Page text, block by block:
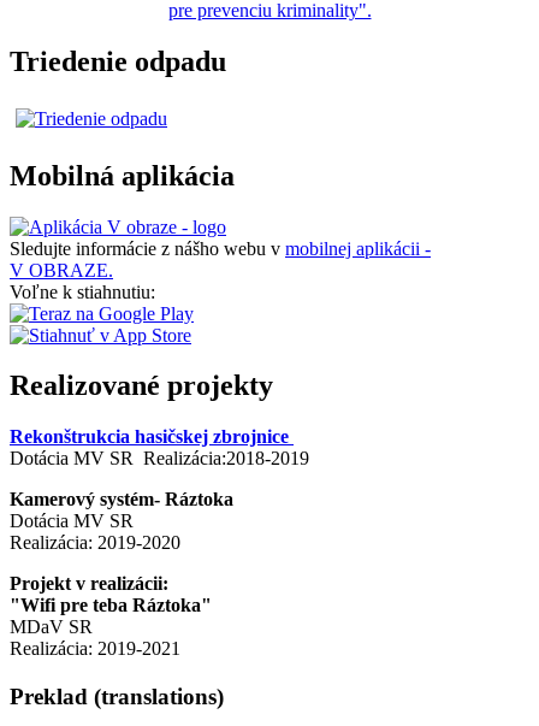
pre prevenciu kriminality".
Triedenie odpadu
Mobilná aplikácia
Sledujte informácie z nášho webu v mobilnej aplikácii -
V OBRAZE.
Voľne k stiahnutiu:
Realizované projekty
Rekonštrukcia hasičskej zbrojnice
Dotácia MV SR Realizácia:2018-2019
Kamerový systém- Ráztoka
Dotácia MV SR
Realizácia: 2019-2020
Projekt v realizácii:
"Wifi pre teba Ráztoka"
MDaV SR
Realizácia: 2019-2021
Preklad (translations)